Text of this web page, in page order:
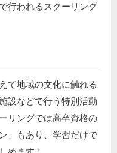
⾏われるスクーリング
て地域の文化に触れる
設などで行う特別活動
リングでは高卒資格の
」もあり、学習だけで